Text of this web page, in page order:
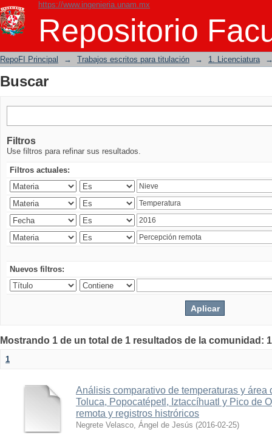
https://www.ingenieria.unam.mx
Repositorio
Buscar
RepoFI Principal → Trabajos escritos para titulación → 1. Licenciatura
Buscar
Filtros
Use filtros para refinar sus resultados.
Filtros actuales:
Nuevos filtros:
Mostrando 1 de un total de 1 resultados de la comunidad:
1
Análisis comparativo de temperaturas y área
Toluca, Popocatépetl, Iztaccíhuatl y Pico de
remota y registros histróricos
Negrete Velasco, Ángel de Jesús (2016-02-25)